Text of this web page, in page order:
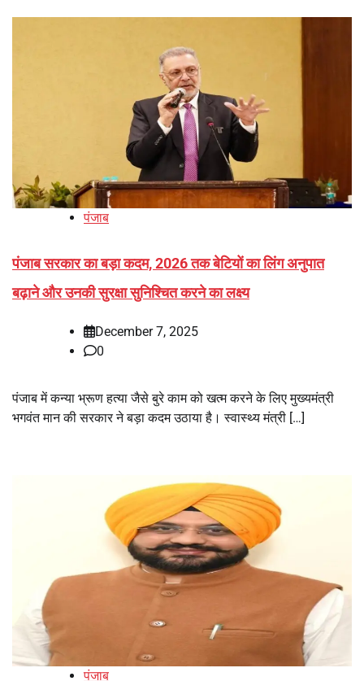
पंजाब
पंजाब सरकार का बड़ा कदम, 2026 तक बेटियों का लिंग अनुपात
बढ़ाने और उनकी सुरक्षा सुनिश्चित करने का लक्ष्य
December 7, 2025
0
पंजाब में कन्या भ्रूण हत्या जैसे बुरे काम को खत्म करने के लिए मुख्यमंत्री
भगवंत मान की सरकार ने बड़ा कदम उठाया है। स्वास्थ्य मंत्री […]
पंजाब